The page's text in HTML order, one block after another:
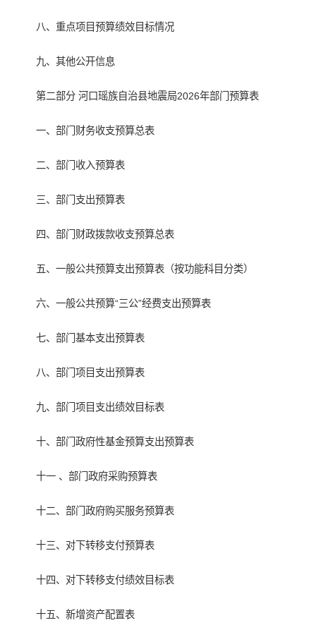
八、重点项目预算绩效目标情况
九、其他公开信息
第二部分 河口瑶族自治县地震局2026年部门预算表
一、部门财务收支预算总表
二、部门收入预算表
三、部门支出预算表
四、部门财政拨款收支预算总表
五、一般公共预算支出预算表（按功能科目分类）
六、一般公共预算“三公”经费支出预算表
七、部门基本支出预算表
八、部门项目支出预算表
九、部门项目支出绩效目标表
十、部门政府性基金预算支出预算表
十一 、部门政府采购预算表
十二、部门政府购买服务预算表
十三、对下转移支付预算表
十四、对下转移支付绩效目标表
十五、新增资产配置表